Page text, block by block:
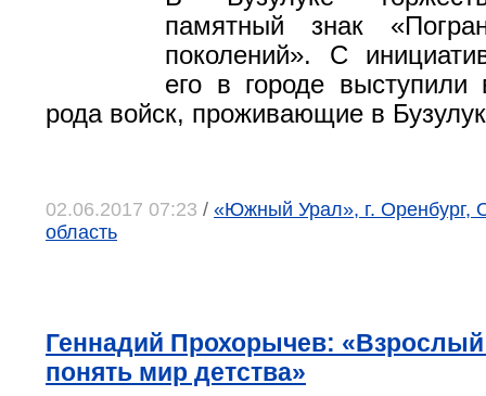
памятный знак
поколений». С
его в городе выступили
рода войск, проживающие в
02.06.2017 07:23 / «Южный Урал», г. Оренбург,
область
Геннадий Прохорычев:
понять мир детства»